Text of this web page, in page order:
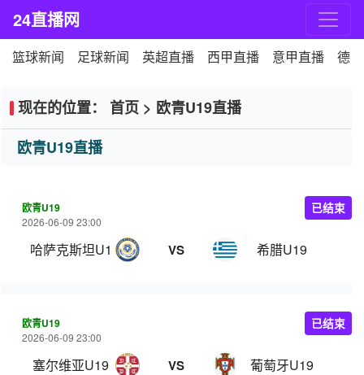
24直播网
篮球新闻 足球新闻 英超直播 西甲直播 意甲直播 德
现在的位置： 首页 > 欧青U19直播
欧青U19直播
欧青U19
2026-06-09 23:00
哈萨克斯坦U19 VS 希腊U19
已结束
欧青U19
2026-06-09 23:00
塞尔维亚U19 VS 葡萄牙U19
已结束